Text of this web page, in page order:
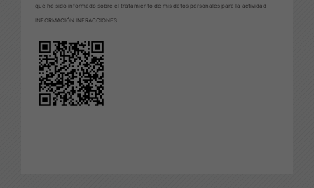
que he sido informado sobre el tratamiento de mis datos personales para la actividad
INFORMACIÓN INFRACCIONES.